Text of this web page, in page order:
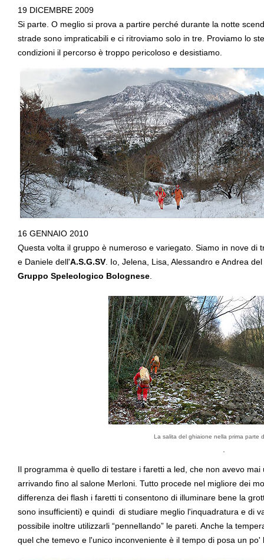
19 DICEMBRE 2009
Si parte. O meglio si prova a partire perché durante la notte
strade sono impraticabili e ci ritroviamo solo in tre. Proviamo lo
condizioni il percorso è troppo pericoloso e desistiamo.
16 GENNAIO 2010
Questa volta il gruppo è numeroso e variegato. Siamo in nove di
e Daniele dell'A.S.G.SV . Io, Jelena, Lisa, Alessandro e Andrea del
Gruppo Speleologico Bolognese
La salita del ghiaione nella prima parte
Il programma è quello di testare i faretti a led, che non avevo
arrivando fino al salone Merloni. Tutto procede nel migliore dei
differenza dei flash i faretti ti consentono di illuminare bene la
sono insufficienti) e quindi di studiare meglio l'inquadratura e di
possibile inoltre utilizzarli “pennellando” le pareti. Anche la
quel che temevo e l'unico inconveniente è il tempo di posa un